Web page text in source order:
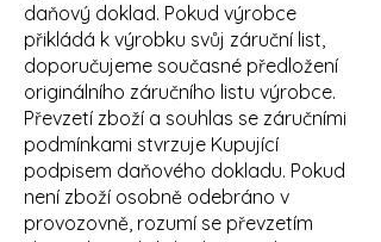
daňový doklad. Pokud výrobce
přikládá k výrobku svůj záruční list,
doporučujeme současné předložení
originálního záručního listu výrobce.
Převzetí zboží a souhlas se záručními
podmínkami stvrzuje Kupující
podpisem daňového dokladu. Pokud
není zboží osobně odebráno v
provozovně, rozumí se převzetím